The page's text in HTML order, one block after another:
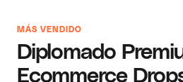
MÁS VENDIDO
Diplomado
Ecommerce